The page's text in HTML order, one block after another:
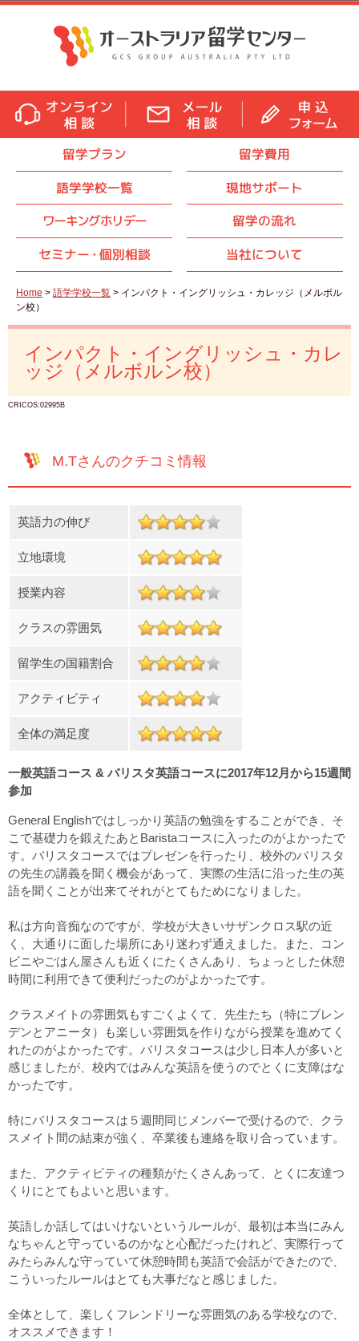
留学プラン
留学費用
語学学校一覧
現地サポート
ワーキングホリデー
留学の流れ
セミナー・ 個別相談 当社について
Home > 語学学校一覧 > インパクト・イングリッシュ・カレッジ（メルボル
ン校）
インパクト・イングリッシュ・カレ
ッジ（メルボルン校）
CRICOS:02995B
M.Tさんのクチコミ情報
英語力の伸び
立地環境
授業内容
クラスの雰囲気
留学生の国籍割合
アクティビティ
全体の満足度
一般英語コース & バリスタ英語コースに2017年12月から15週間
参加
General Englishではしっかり英語の勉強をすることができ、そ
こで基礎力を鍛えたあとBaristaコースに入ったのがよかったで
す。バリスタコースではプレゼンを行ったり、校外のバリスタ
の先生の講義を聞く機会があって、実際の生活に沿った生の英
語を聞くことが出来てそれがとてもためになりました。
私は方向音痴なのですが、学校が大きいサザンクロス駅の近
く、大通りに面した場所にあり迷わず通えました。また、コン
ビニやごはん屋さんも近くにたくさんあり、ちょっとした休憩
時間に利用できて便利だったのがよかったです。
クラスメイトの雰囲気もすごくよくて、先生たち（特にブレン
デンとアニータ）も楽しい雰囲気を作りながら授業を進めてく
れたのがよかったです。バリスタコースは少し日本人が多いと
感じましたが、校内ではみんな英語を使うのでとくに支障はな
かったです。
特にバリスタコースは５週間同じメンバーで受けるので、クラ
スメイト間の結束が強く、卒業後も連絡を取り合っています。
また、アクティビティの種類がたくさんあって、とくに友達つ
くりにとてもよいと思います。
英語しか話してはいけないというルールが、最初は本当にみん
なちゃんと守っているのかなと心配だったけれど、実際行って
みたらみんな守っていて休憩時間も英語で会話ができたので、
こういったルールはとても大事だなと感じました。
全体として、楽しくフレンドリーな雰囲気のある学校なので、
オススメできます！